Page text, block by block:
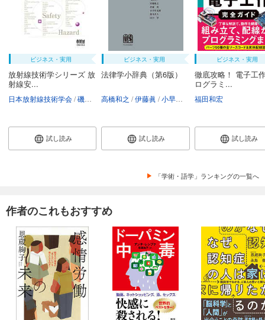
ビジネス・実用
放射線技術学シリーズ 放
射線安...
日本放射線技術学会 磯辺智範 清水秀雄 南一幸 鈴木昇一 西谷源展
試し読み
ビジネス・実用
法律学小辞典（第6版）
高橋和之 伊藤眞 小早川光郎 能見善久
試し読み
ビジネス・実用
徹底攻略！ 電子工
ログラミ...
福田和宏
試し読み
「学術・語学」ランキングの一覧へ
作者のこれもおすすめ